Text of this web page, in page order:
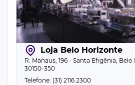
Loja Belo Horizonte
R. Manaus, 196 - Santa Efigênia,
30150-350
Telefone: (31) 2116 2300